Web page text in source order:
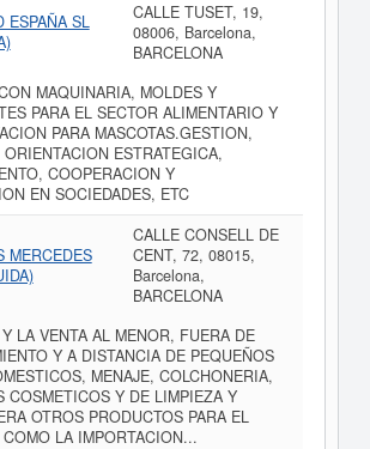
ESPAÑA SL
CALLE TUSET, 19,
08006, Barcelona,
BARCELONA
MAQUINARIA, MOLDES Y
PARA EL SECTOR ALIMENTARIO Y
PARA MASCOTAS.GESTION,
ESTRATEGICA,
COOPERACION Y
EN SOCIEDADES, ETC
MERCEDES
CALLE CONSELL DE
CENT, 72, 08015,
Barcelona,
BARCELONA
LA VENTA AL MENOR, FUERA DE
Y A DISTANCIA DE PEQUEÑOS
MENAJE, COLCHONERIA,
COSMETICOS Y DE LIMPIEZA Y
OTROS PRODUCTOS PARA EL
LA IMPORTACION...